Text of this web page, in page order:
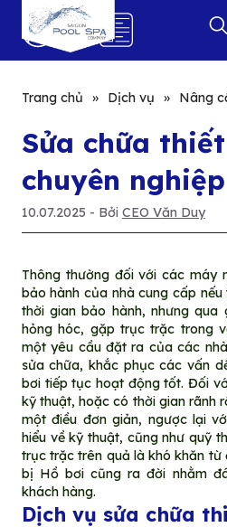
0
Trang chủ » Dịch vụ » Nâng
Sửa chữa
chuyên nghiệp
10.07.2025 - Bởi CEO Văn Duy
Thông thường đối với các máy
bảo hành của nhà cung cấp
thời gian bảo hành, nhưng qua
hỏng hóc, gặp trục trặc trong
một yêu cầu đặt ra của các
sửa chữa, khắc phục các vấn
bơi tiếp tục hoạt động tốt. Đối
kỹ thuật, hoặc có thời gian rãnh
một điều đơn giản, ngược lại
hiểu về kỹ thuật, cũng như quỹ
trục trặc trên quả là khó khăn
bị Hồ bơi cũng ra đời nhằm
khách hàng.
Dịch vụ sửa chữa